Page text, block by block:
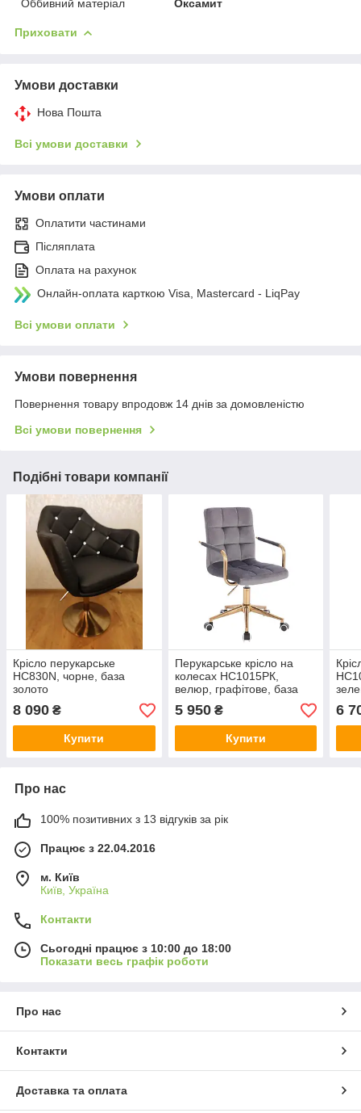
Оббивний матеріал
Оксамит
Приховати
Умови доставки
Нова Пошта
Всі умови доставки
Умови оплати
Оплатити частинами
Післяплата
Оплата на рахунок
Онлайн-оплата карткою Visa, Mastercard - LiqPay
Всі умови оплати
Умови повернення
Повернення товару впродовж 14 днів за домовленістю
Всі умови повернення
Подібні товари компанії
Крісло перукарське
НС830N, чорне, база
золото
8 090 ₴
Купити
Перукарське крісло на
колесах НС1015РК,
велюр, графітове, база
золото
5 950₴
Купити
6
Про нас
100% позитивних з 13 відгуків за рік
Працює з 22.04.2016
м. Київ
Київ, Україна
Контакти
Сьогодні працює з 10:00 до 18:00
Показати весь графік роботи
Про нас
Контакти
Доставка та оплата